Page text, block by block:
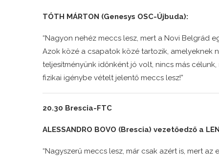
TÓTH MÁRTON (Genesys OSC-Újbuda):
“Nagyon nehéz meccs lesz, mert a Novi Belgrád
Azok közé a csapatok közé tartozik, amelyeknek
teljesítményünk időnként jó volt, nincs más
fizikai igénybe vételt jelentő meccs lesz!”
20.30 Brescia-FTC
ALESSANDRO BOVO (Brescia) vezetőedző a
“Nagyszerű meccs lesz, már csak azért is, mert